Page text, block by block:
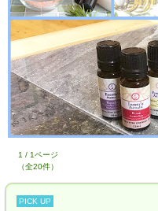
1 / 1ページ
（全20件）
PICK UP